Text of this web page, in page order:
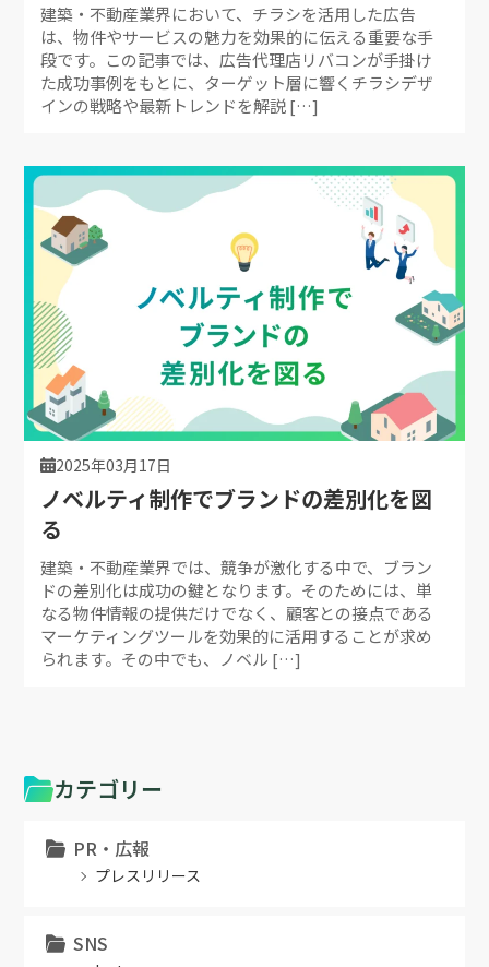
建築・不動産業界において、チラシを活用した広告
は、物件やサービスの魅力を効果的に伝える重要な手
段です。この記事では、広告代理店リバコンが手掛け
た成功事例をもとに、ターゲット層に響くチラシデザ
インの戦略や最新トレンドを解説 […]
2025年03月17日
ノベルティ制作でブランドの差別化を図
る
建築・不動産業界では、競争が激化する中で、ブラン
ドの差別化は成功の鍵となります。そのためには、単
なる物件情報の提供だけでなく、顧客との接点である
マーケティングツールを効果的に活用することが求め
られます。その中でも、ノベル […]
カテゴリー
PR・広報
プレスリリース
SNS